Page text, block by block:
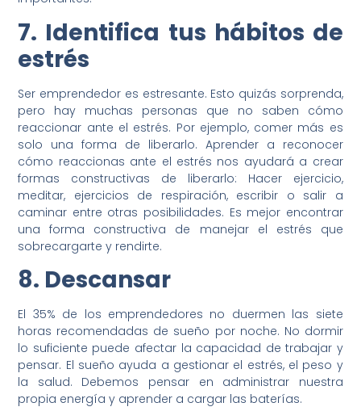
7. Identifica tus hábitos de
estrés
Ser emprendedor es estresante. Esto quizás sorprenda,
pero hay muchas personas que no saben cómo
reaccionar ante el estrés. Por ejemplo, comer más es
solo una forma de liberarlo. Aprender a reconocer
cómo reaccionas ante el estrés nos ayudará a crear
formas constructivas de liberarlo: Hacer ejercicio,
meditar, ejercicios de respiración, escribir o salir a
caminar entre otras posibilidades. Es mejor encontrar
una forma constructiva de manejar el estrés que
sobrecargarte y rendirte.
8. Descansar
El 35% de los emprendedores no duermen las siete
horas recomendadas de sueño por noche. No dormir
lo suficiente puede afectar la capacidad de trabajar y
pensar. El sueño ayuda a gestionar el estrés, el peso y
la salud. Debemos pensar en administrar nuestra
propia energía y aprender a cargar las baterías.